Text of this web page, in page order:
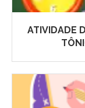
ATIVIDADE